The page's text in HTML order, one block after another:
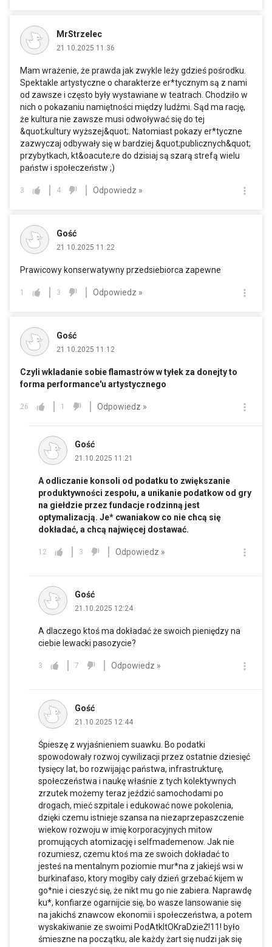
MrStrzelec
21.10.2025 11:36
Mam wrażenie, że prawda jak zwykle leży gdzieś pośrodku.
Spektakle artystyczne o charakterze er*tycznym są z nami
od zawsze i często były wystawiane w teatrach. Chodziło w
nich o pokazaniu namiętności między ludźmi. Sąd ma rację,
że kultura nie zawsze musi odwoływać się do tej
&quot;kultury wyższej&quot;. Natomiast pokazy er*tyczne
zazwyczaj odbywały się w bardziej &quot;publicznych&quot;
przybytkach, kt&oacute;re do dzisiaj są szarą strefą wielu
państw i społeczeństw ;)
3 4 Odpowiedz »
Gość
21.10.2025 11:22
Prawicowy konserwatywny przedsiebiorca zapewne
1 3 Odpowiedz »
Gość
21.10.2025 11:12
Czyli wkladanie sobie flamastrów w tyłek za donejty to
forma performance'u artystycznego
26 1 Odpowiedz »
Gość
21.10.2025 11:21
A odliczanie konsoli od podatku to zwiększanie
produktywności zespołu, a unikanie podatkow od gry
na giełdzie przez fundacje rodzinną jest
optymalizacją. Je* cwaniakow co nie chcą się
dokładać, a chcą najwięcej dostawać.
12 3 Odpowiedz »
Gość
21.10.2025 12:24
A dlaczego ktoś ma dokładać że swoich pieniędzy na
ciebie lewacki pasozycie?
3 7 Odpowiedz »
Gość
21.10.2025 12:44
Śpieszę z wyjaśnieniem suawku. Bo podatki
spowodowały rozwoj cywilizacji przez ostatnie dziesięć
tysięcy lat, bo rozwijając państwa, infrastrukturę,
społeczeństwa i naukę właśnie z tych kolektywnych
zrzutek możemy teraz jeździć samochodami po
drogach, mieć szpitale i edukować nowe pokolenia,
dzięki czemu istnieje szansa na niezaprzepaszczenie
wiekow rozwoju w imię korporacyjnych mitow
promujących atomizację i selfmademenow. Jak nie
rozumiesz, czemu ktoś ma ze swoich dokładać to
jesteś na mentalnym poziomie mur*na z jakiejś wsi w
burkinafaso, ktory mogłby cały dzień grzebać kijem w
go*nie i cieszyć się, że nikt mu go nie zabiera. Naprawdę
ku*, konfiarze ogarnijcie się, bo wasze lansowanie się
na jakichś znawcow ekonomii i społeczeństwa, a potem
wyskakiwanie ze swoimi PodAtkItOKraDzieŻ!11! było
śmieszne na początku, ale każdy żart się nudzi jak się